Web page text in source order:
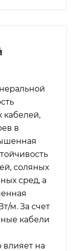
кабелей,
в
соляных
сред, а
м. За счет
кабели
влияет на